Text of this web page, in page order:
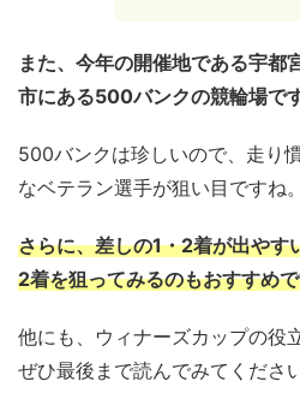
また、今年の開催地である宇都
市にある500バンクの競輪場です
500バンクは珍しいので、走り
なベテラン選手が狙い目ですね。
さらに、差しの1・2着が出やす
2着を狙ってみるのもおすすめ
他にも、ウィナーズカップの役
ぜひ最後まで読んでみてください